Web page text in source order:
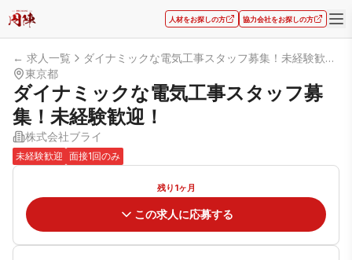
人材をお探しの方 協力会社をお探しの方
← 求人一覧
ダイナミックな電気工事スタッフ募集！未経験歓迎！
東京都
ダイナミックな電気工事スタッフ募
集！未経験歓迎！
株式会社ブライ
未経験歓迎 面接1回のみ
残り1ヶ月
この求人に応募する